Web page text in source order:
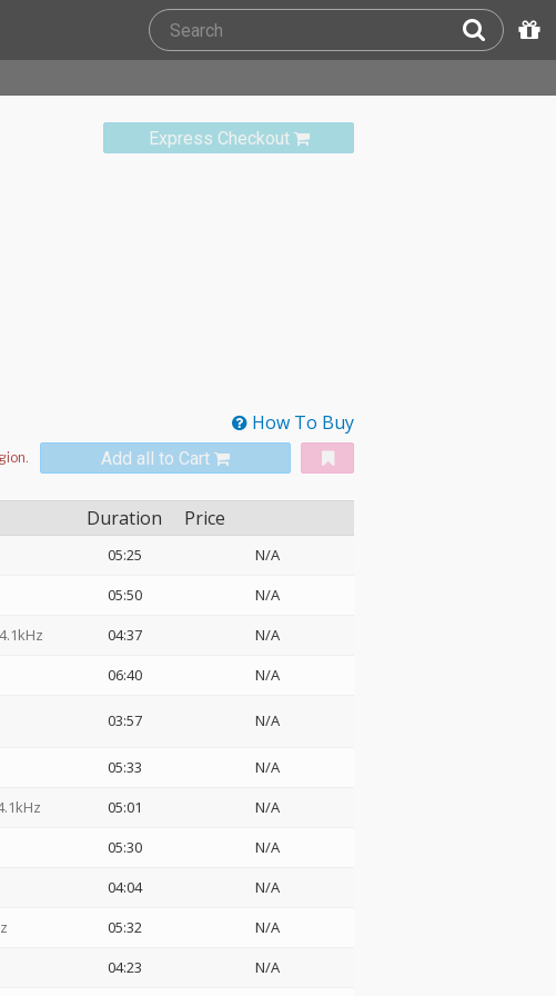
Express Checkout
How To Buy
Add all to Cart
Duration Price
05:25
N/A
05:50
N/A
04:37
N/A
06:40 N/A
03:57 N/A
05:33
N/A
05:01
N/A
05:30
N/A
04:04
N/A
05:32
N/A
04:23
N/A